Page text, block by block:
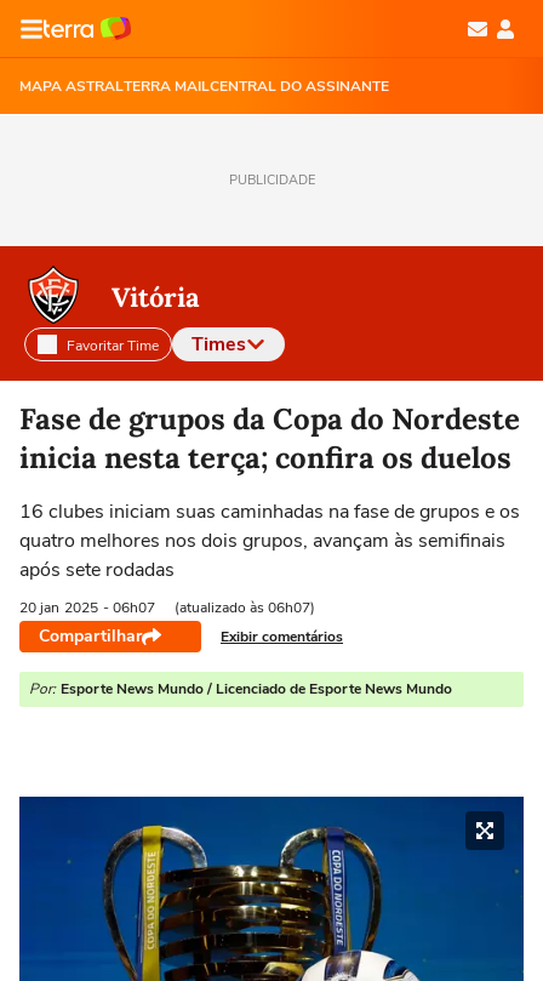
MAPA ASTRALTERRA MAILCENTRAL DO ASSINANTE
PUBLICIDADE
Vitória
Favoritar Time Times
Selecione o time para ver as notícias
Fase de grupos da Copa do Nordeste
inicia nesta terça; confira os duelos
16 clubes iniciam suas caminhadas na fase de grupos e os
quatro melhores nos dois grupos, avançam às semifinais
após sete rodadas
20 jan 2025 - 06h07 (atualizado às 06h07)
Compartilhar Exibir comentários
Por: Esporte News Mundo / Licenciado de Esporte News Mundo